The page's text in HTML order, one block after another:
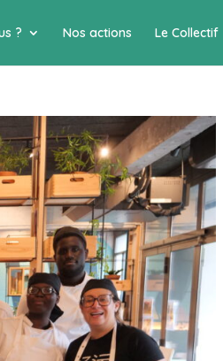
? Nos actions Le Collectif